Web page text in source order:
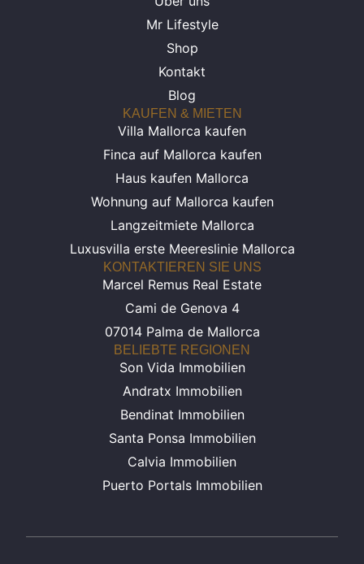
Mr Lifestyle
Shop
Kontakt
Blog
KAUFEN & MIETEN
Villa Mallorca kaufen
Finca auf Mallorca kaufen
Haus kaufen Mallorca
Wohnung auf Mallorca kaufen
Langzeitmiete Mallorca
Luxusvilla erste Meereslinie Mallorca
KONTAKTIEREN SIE UNS
Marcel Remus Real Estate
Cami de Genova 4
07014 Palma de Mallorca
BELIEBTE REGIONEN
Son Vida Immobilien
Andratx Immobilien
Bendinat Immobilien
Santa Ponsa Immobilien
Calvia Immobilien
Puerto Portals Immobilien